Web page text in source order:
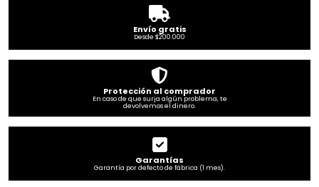
Envío gratis
Desde $200.000
Protección al comprador
En caso de que surja algún problema, te
devolvemos el dinero.
Garantías
Garantía por defecto de fábrica (1 mes).